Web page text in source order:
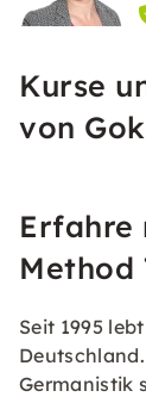
Kurse
von
Erfahre
Method
Seit 1995
Germanistik